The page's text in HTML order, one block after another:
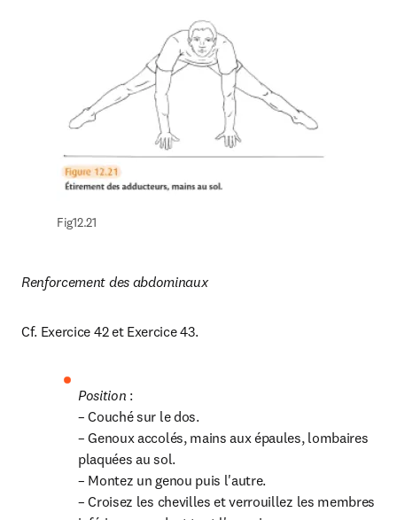
Fig12.21
Renforcement des abdominaux
Cf. Exercice 42 et Exercice 43.
Position :
– Couché sur le dos.
– Genoux accolés, mains aux épaules, lombaires
plaquées au sol.
– Montez un genou puis l'autre.
– Croisez les chevilles et verrouillez les membres